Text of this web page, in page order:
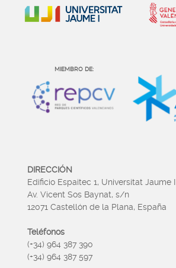
MIEMBRO DE:
DIRECCIÓN
Edificio Espaitec 1, Universitat Jaume I
Av. Vicent Sos Baynat, s/n
12071 Castellón de la Plana, España
Teléfonos
(+34) 964 387 390
(+34) 964 387 597